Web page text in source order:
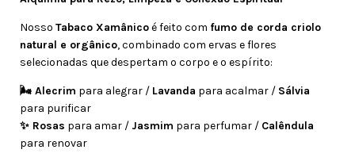
Nosso Tabaco Xamânicoé feito com fumo de corda criolo
natural e orgânico, combinado com ervas e flores
selecionadas que despertam o corpo e o espírito:
🌬️ Alecrim para alegrar / Lavanda para acalmar / Sálvia
para purificar
✨ Rosas para amar / Jasmim para perfumar / Calêndula
para renovar